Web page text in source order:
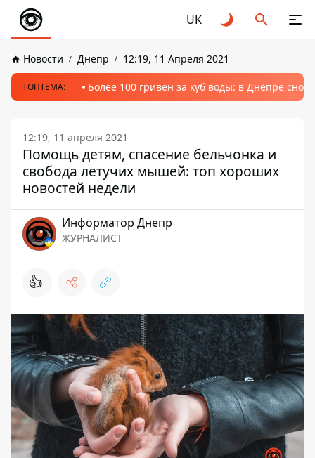
UK
Новости Днепр 12:19, 11 Апреля 2021
ТОПТЕМА: Более 100 гривен за куб воды: в Днепре
12:19, 11 апреля 2021
Помощь детям, спасение бельчонка и
свобода летучих мышей: топ хороших
новостей недели
Информатор Днепр
ЖУРНАЛИСТ
👍